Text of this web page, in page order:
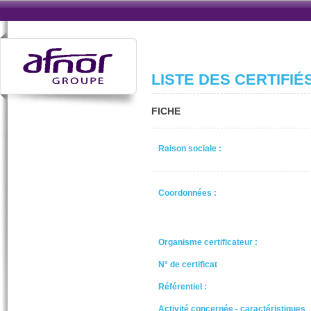
LISTE DES
FICHE
Raison sociale :
Coordonnées :
Organisme certificateur :
N° de certificat
Référentiel :
Activité concernée - caractéristiques